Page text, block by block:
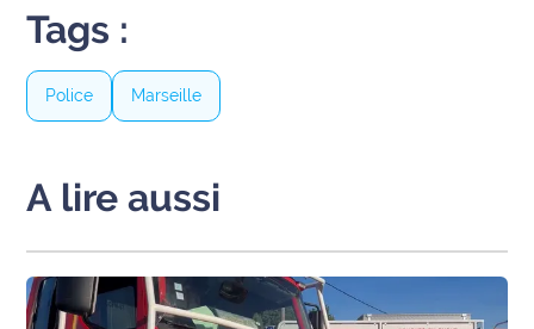
Contenus
Partenaires
L'invité(e)
de la
Coup de
Maritima
Fil
Tags :
Police Marseille
A lire aussi